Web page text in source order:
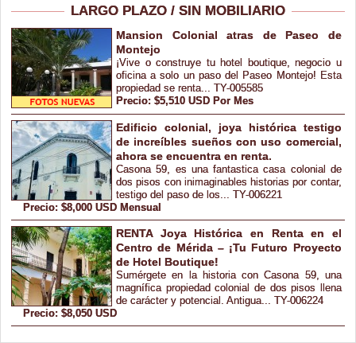
LARGO PLAZO / SIN MOBILIARIO
Mansion Colonial atras de Paseo de
Montejo
¡Vive o construye tu hotel boutique, negocio u
oficina a solo un paso del Paseo Montejo! Esta
propiedad se renta... TY-005585
Precio: $5,510 USD Por Mes
Edificio colonial, joya histórica testigo
de increíbles sueños con uso comercial,
ahora se encuentra en renta.
Casona 59, es una fantastica casa colonial de
dos pisos con inimaginables historias por contar,
testigo del paso de los... TY-006221
Precio: $8,000 USD Mensual
RENTA Joya Histórica en Renta en el
Centro de Mérida – ¡Tu Futuro Proyecto
de Hotel Boutique!
Sumérgete en la historia con Casona 59, una
magnífica propiedad colonial de dos pisos llena
de carácter y potencial. Antigua... TY-006224
Precio: $8,050 USD